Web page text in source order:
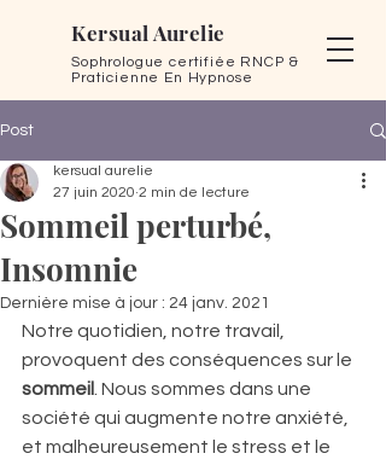
Sophrologue certifiée RNCP &
Praticienne En Hypnose
Kersual Aurelie
Post
Sommeil perturbé,
Insomnie
kersual aurelie
27 juin 2020 2 min de lecture
Dernière mise à jour : 24 janv. 2021
Notre quotidien, notre travail,
provoquent des conséquences sur le
sommeil . Nous sommes dans une
société qui augmente notre anxiété,
et malheureusement le stress et le